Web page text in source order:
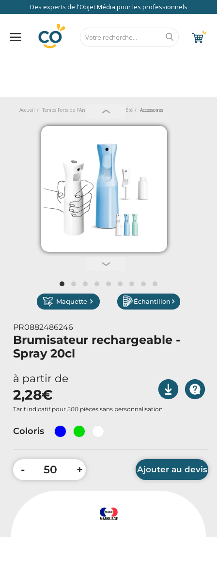
Des experts de l'Objet Média pour les professionnels
Textiles & Accessoires
Parapluies & Parasols
Art de la Table
Art de Vivre à la Française
Plantes et Graines
Bien être & Sécurité
Sports, loisirs & jouets
Accessoires Auto & Vélo
PLV & Mobiliers Pub
Accueil Temps Forts de l'Année Vacances d'Été Accessoires
Maquette Échantillon
PR0882486246
Brumisateur rechargeable -
Spray 20cl
à partir de
2,28€
Tarif indicatif pour 500 pièces sans personnalisation
Coloris
- + Ajouter au devis